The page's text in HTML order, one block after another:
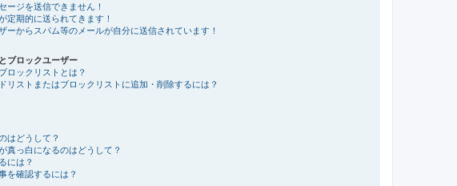
ージを送信できません！
定期的に送られてきます！
ーからスパム等のメールが自分に送信されています！
ブロックユーザー
ロックリストとは？
リストまたはブロックリストに追加・削除するには？
はどうして？
真っ白になるのはどうして？
には？
を確認するには？